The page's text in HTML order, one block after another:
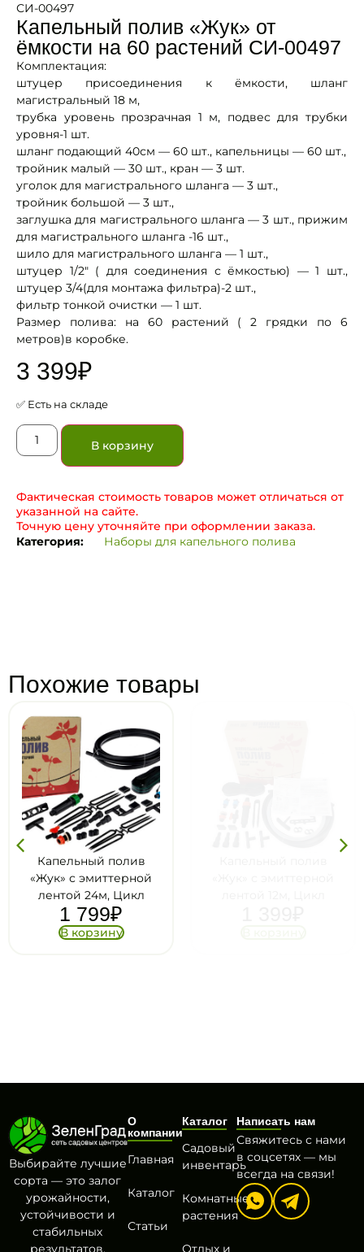
СИ-00497
Капельный полив «Жук» от
ёмкости на 60 растений СИ-00497
Комплектация:
штуцер присоединения к ёмкости, шланг
магистральный 18 м,
трубка уровень прозрачная 1 м, подвес для трубки
уровня-1 шт.
шланг подающий 40см — 60 шт., капельницы — 60 шт.,
тройник малый — 30 шт., кран — 3 шт.
уголок для магистрального шланга — 3 шт.,
тройник большой — 3 шт.,
заглушка для магистрального шланга — 3 шт., прижим
для магистрального шланга -16 шт.,
шило для магистрального шланга — 1 шт.,
штуцер 1/2″ ( для соединения с ёмкостью) — 1 шт.,
штуцер 3/4(для монтажа фильтра)-2 шт.,
фильтр тонкой очистки — 1 шт.
Размер полива: на 60 растений ( 2 грядки по 6
метров)в коробке.
3 399₽
✅ Есть на складе
В корзину
Фактическая стоимость товаров может отличаться от
указанной на сайте.
Точную цену уточняйте при оформлении заказа.
Категория:
Наборы для капельного полива
Похожие товары
Капельный полив
«Жук» с эмиттерной
лентой 24м, Цикл
1 799₽
В корзину
Выбирайте лучшие
сорта — это залог
урожайности,
устойчивости и
стабильных
результатов.
О
компании
Главная
Каталог
Статьи
Каталог
Садовый
инвентарь
Комнатные
растения
Отдых и
Написать нам
Свяжитесь с нами
в соцсетях — мы
всегда на связи!